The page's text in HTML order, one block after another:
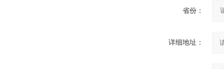
省份：
详细地址：